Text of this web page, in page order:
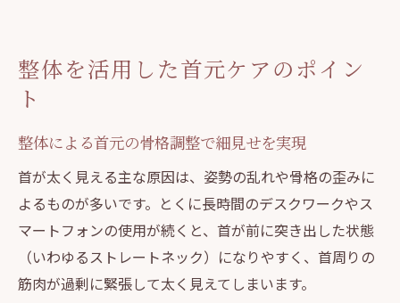
整体を活用した首元ケアのポイン
ト
整体による首元の骨格調整で細見せを実現
首が太く見える主な原因は、姿勢の乱れや骨格の歪みに
よるものが多いです。とくに長時間のデスクワークやス
マートフォンの使用が続くと、首が前に突き出した状態
（いわゆるストレートネック）になりやすく、首周りの
筋肉が過剰に緊張して太く見えてしまいます。